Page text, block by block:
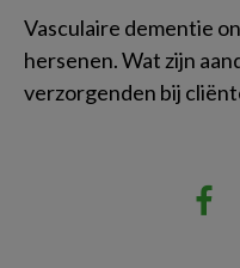
Vasculaire dementie
hersenen. Wat zijn
verzorgenden bij